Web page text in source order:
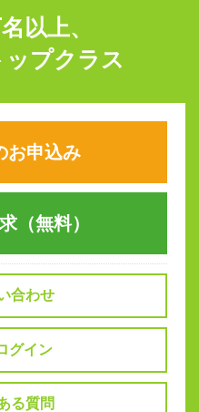
以上、
プクラス
お申込み
（無料）
合わせ
グイン
る質問